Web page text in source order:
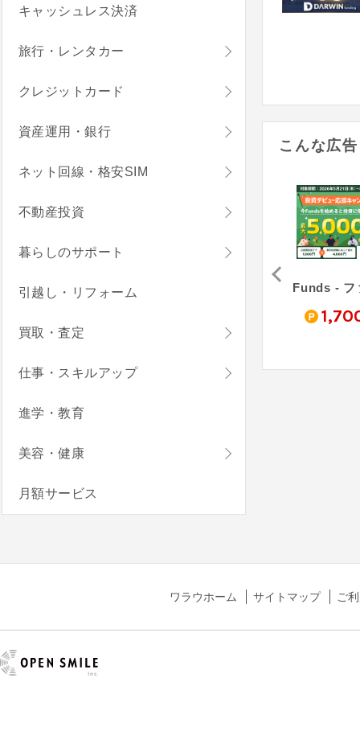
こんな広
Funds - ファンズ（30万円投資）
キャッシュレス決済
旅行・レンタカー
クレジットカード
資産運用・銀行
ネット回線・格安SIM
不動産投資
暮らしのサポート
引越し・リフォーム
買取・査定
仕事・スキルアップ
進学・教育
美容・健康
月額サービス
ワラウホーム サイトマップ ご